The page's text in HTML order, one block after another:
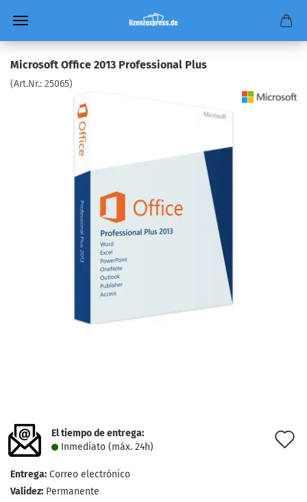
Microsoft Office 2013 Professional Plus
(Art.Nr.: 25065)
El tiempo de entrega:
Inmediato (máx. 24h)
Entrega: Correo electrónico
Validez: Permanente